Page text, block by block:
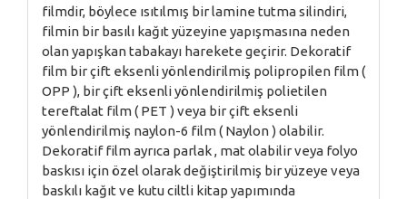
filmdir, böylece ısıtılmış bir lamine tutma silindiri,
filmin bir basılı kağıt yüzeyine yapışmasına neden
olan yapışkan tabakayı harekete geçirir. Dekoratif
film bir çift eksenli yönlendirilmiş polipropilen film (
OPP ), bir çift eksenli yönlendirilmiş polietilen
tereftalat film ( PET ) veya bir çift eksenli
yönlendirilmiş naylon-6 film ( Naylon ) olabilir.
Dekoratif film ayrıca parlak , mat olabilir veya folyo
baskısı için özel olarak değiştirilmiş bir yüzeye veya
baskılı kağıt ve kutu ciltli kitap yapımında